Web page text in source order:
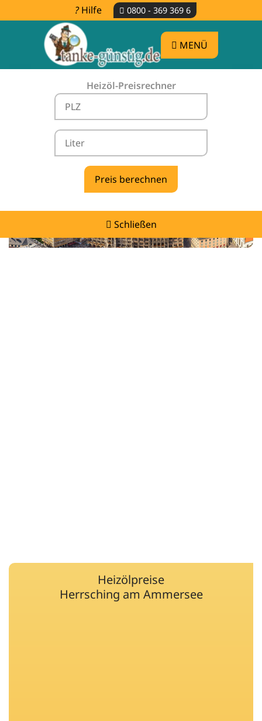
Hilfe 0800 - 369 369 6
MENÜ
Heizöl-Preisrechner
Schließen
Heizölpreise Herrsching am Ammersee -
vergleichen & günstig tanken
Heizölpreise
Herrsching am Ammersee